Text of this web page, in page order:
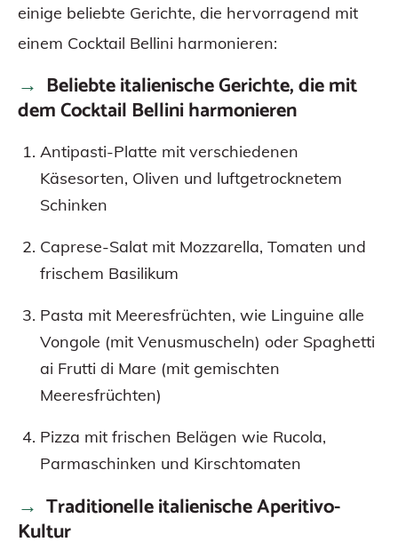
einige beliebte Gerichte, die hervorragend mit
einem Cocktail Bellini harmonieren:
Beliebte italienische Gerichte, die mit
dem Cocktail Bellini harmonieren
Antipasti-Platte mit verschiedenen
Käsesorten, Oliven und luftgetrocknetem
Schinken
Caprese-Salat mit Mozzarella, Tomaten und
frischem Basilikum
Pasta mit Meeresfrüchten, wie Linguine alle
Vongole (mit Venusmuscheln) oder Spaghetti
ai Frutti di Mare (mit gemischten
Meeresfrüchten)
Pizza mit frischen Belägen wie Rucola,
Parmaschinken und Kirschtomaten
Traditionelle italienische Aperitivo-
Kultur